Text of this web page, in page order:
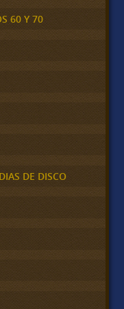
60 Y 70
DE DISCO